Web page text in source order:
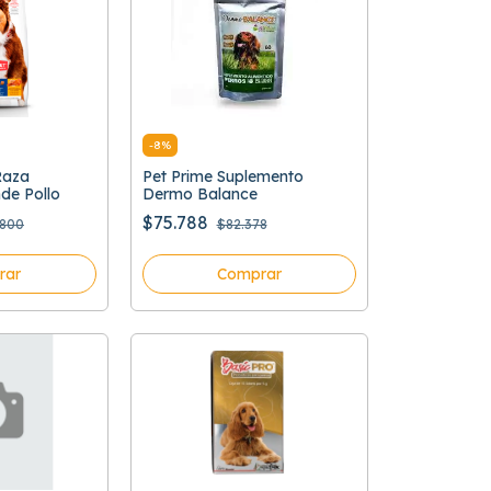
Pollo
-8%
Pet Prime Suplemento
Dermo Balance
$75.788 $82.378
Comprar